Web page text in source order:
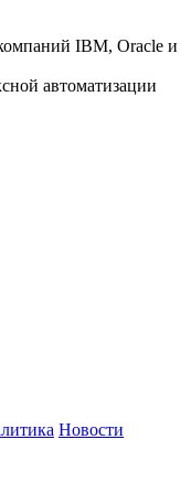
IBM, Oracle и
автоматизации
Новости